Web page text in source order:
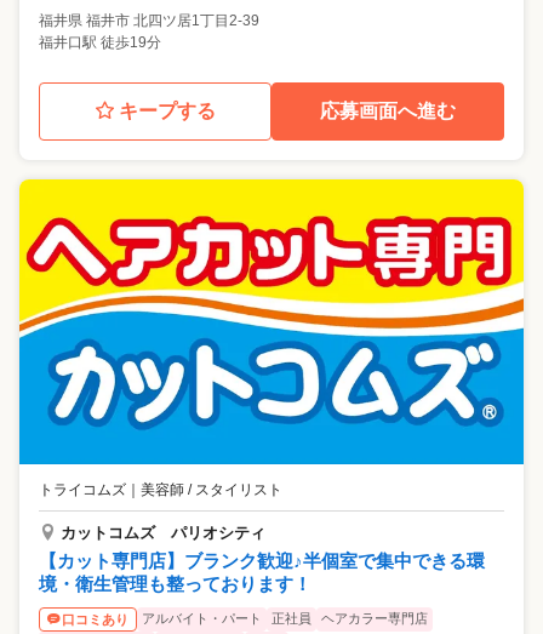
福井県 福井市 北四ツ居1丁目2-39
福井口駅 徒歩19分
キープする 応募画面へ進む
トライコムズ ｜ 美容師 / スタイリスト
カットコムズ パリオシティ
【カット専門店】ブランク歓迎♪半個室で集中できる環
境・衛生管理も整っております！
口コミあり アルバイト・パート 正社員
ヘアカラー専門店